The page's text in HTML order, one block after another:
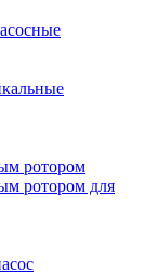
ротором
ротором для